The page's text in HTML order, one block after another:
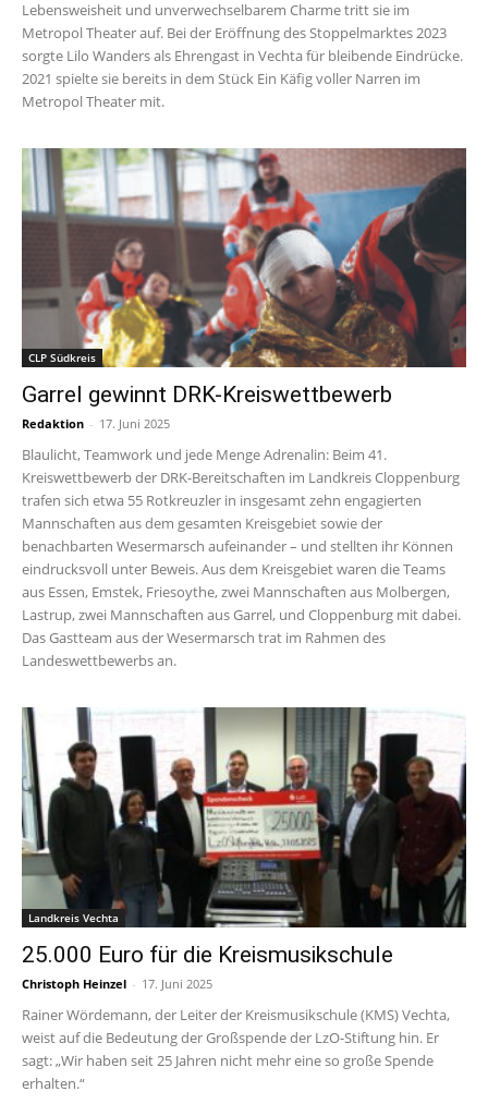
Lebensweisheit und unverwechselbarem Charme tritt sie im
Metropol Theater auf. Bei der Eröffnung des Stoppelmarktes 2023
sorgte Lilo Wanders als Ehrengast in Vechta für bleibende Eindrücke.
2021 spielte sie bereits in dem Stück Ein Käfig voller Narren im
Metropol Theater mit.
CLP Südkreis
Garrel gewinnt DRK-Kreiswettbewerb
Redaktion - 17. Juni 2025
Blaulicht, Teamwork und jede Menge Adrenalin: Beim 41.
Kreiswettbewerb der DRK-Bereitschaften im Landkreis Cloppenburg
trafen sich etwa 55 Rotkreuzler in insgesamt zehn engagierten
Mannschaften aus dem gesamten Kreisgebiet sowie der
benachbarten Wesermarsch aufeinander – und stellten ihr Können
eindrucksvoll unter Beweis. Aus dem Kreisgebiet waren die Teams
aus Essen, Emstek, Friesoythe, zwei Mannschaften aus Molbergen,
Lastrup, zwei Mannschaften aus Garrel, und Cloppenburg mit dabei.
Das Gastteam aus der Wesermarsch trat im Rahmen des
Landeswettbewerbs an.
Landkreis Vechta
25.000 Euro für die Kreismusikschule
Christoph Heinzel - 17. Juni 2025
Rainer Wördemann, der Leiter der Kreismusikschule (KMS) Vechta,
weist auf die Bedeutung der Großspende der LzO-Stiftung hin. Er
sagt: „Wir haben seit 25 Jahren nicht mehr eine so große Spende
erhalten.“